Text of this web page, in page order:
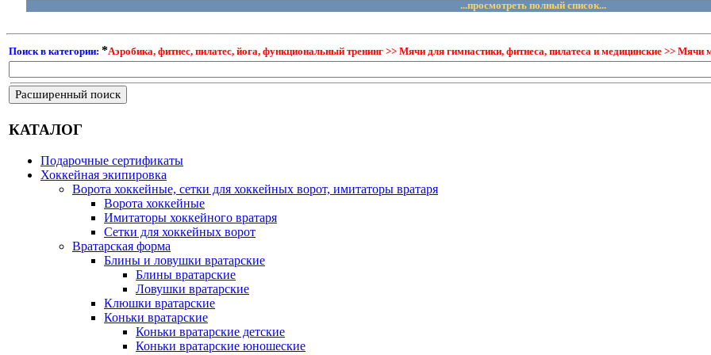
...просмотреть полный список...
Поиск в категории: *Аэробика, фитнес, пилатес, йога, функциональный тренинг >> Мячи для гимнастики, фитнеса, пилатеса и медицинские >> Мячи
Расширенный поиск
КАТАЛОГ
Подарочные сертификаты
Хоккейная экипировка
Ворота хоккейные, сетки для хоккейных ворот, имитаторы вратаря
Ворота хоккейные
Имитаторы хоккейного вратаря
Сетки для хоккейных ворот
Вратарская форма
Блины и ловушки вратарские
Блины вратарские
Ловушки вратарские
Клюшки вратарские
Коньки вратарские
Коньки вратарские детские
Коньки вратарские юношеские